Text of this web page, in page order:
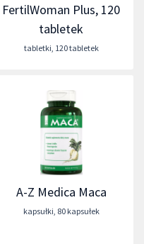
FertilWoman Plus, 120
tabletek
tabletki, 120 tabletek
A-Z Medica Maca
kapsułki, 80 kapsułek